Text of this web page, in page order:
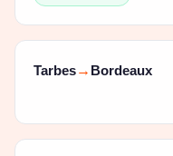
Tarbes→ Bordeaux